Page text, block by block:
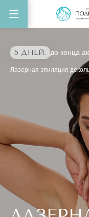
5 ДНЕЙ. до конца
Лазерная эпиляция